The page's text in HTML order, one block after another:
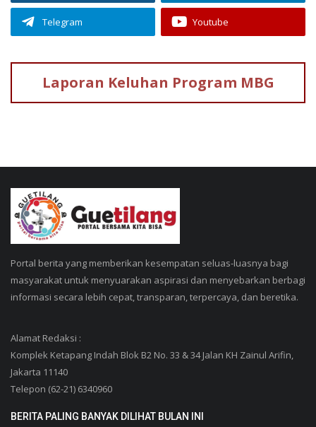
Telegram Youtube
Laporan Keluhan Program MBG
Portal berita yang memberikan kesempatan seluas-luasnya bagi
masyarakat untuk menyuarakan aspirasi dan menyebarkan berbagi
informasi secara lebih cepat, transparan, terpercaya, dan beretika.
Alamat Redaksi :
Komplek Ketapang Indah Blok B2 No. 33 & 34 Jalan KH Zainul Arifin,
Jakarta 11140
Telepon (62-21) 6340960
BERITA PALING BANYAK DILIHAT BULAN INI